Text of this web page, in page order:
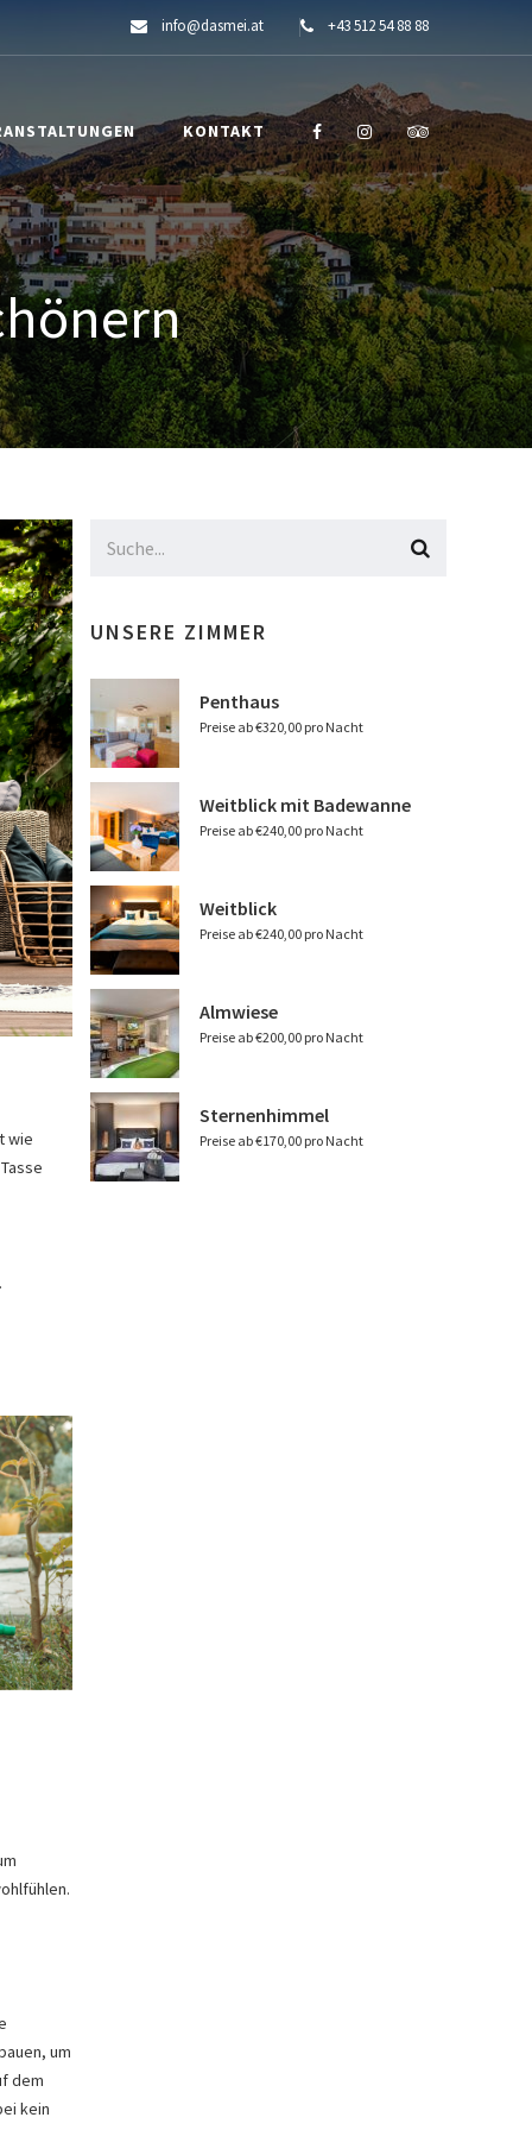
info@dasmei.at +43 512 54 88 88
KONTAKT
wie
um
dem
kein
UNSERE ZIMMER
Penthaus
Preise ab €320,00 pro Nacht
Weitblick mit Badewanne
Preise ab €240,00 pro Nacht
Weitblick
Preise ab €240,00 pro Nacht
Almwiese
Preise ab €200,00 pro Nacht
Sternenhimmel
Preise ab €170,00 pro Nacht